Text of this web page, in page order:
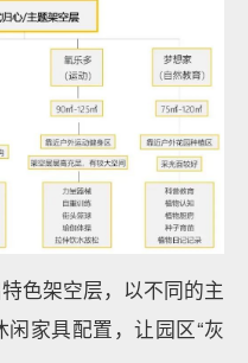
色架空层，以不同的主
家具配置，让园区“灰